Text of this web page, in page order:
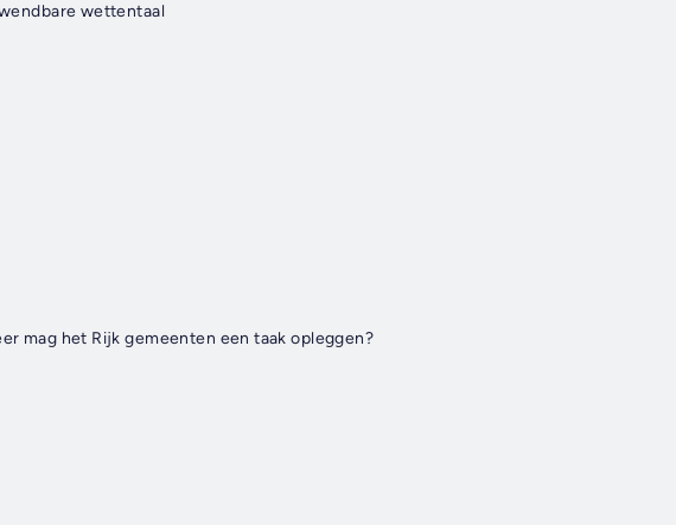
wettentaal
mag het Rijk gemeenten een taak opleggen?